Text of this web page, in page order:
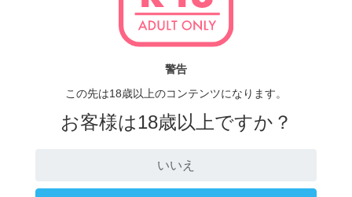
警告
この先は18歳以上のコンテンツになります。
お客様は18歳以上ですか？
いいえ